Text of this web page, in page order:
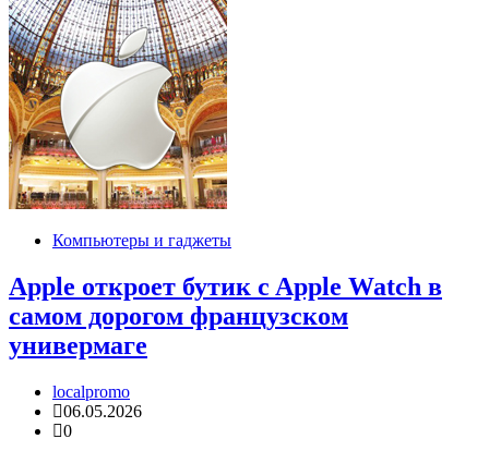
Компьютеры и гаджеты
Apple откроет бутик c Apple Watch в
самом дорогом французском
универмаге
localpromo
06.05.2026
0